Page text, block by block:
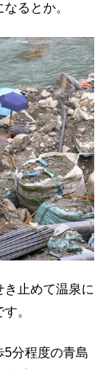
るとか。
き止めて温泉に
。
5分程度の青島